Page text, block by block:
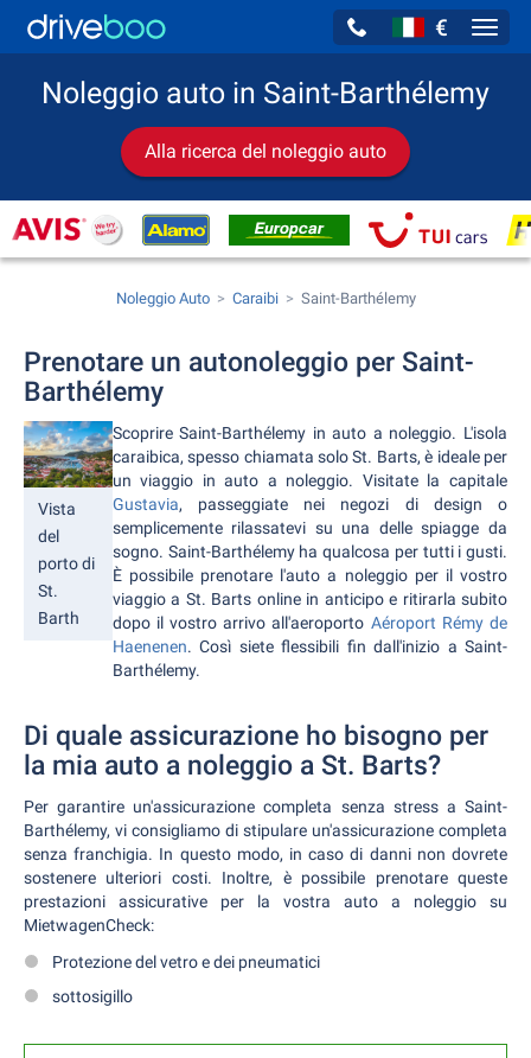
€
Noleggio auto in Saint-Barthélemy
Alla ricerca del noleggio auto
Noleggio Auto Caraibi Saint-Barthélemy
Prenotare un autonoleggio per Saint-
Barthélemy
Vista
del
porto di
St.
Barth
Scoprire Saint-Barthélemy in auto a noleggio. L'isola
caraibica, spesso chiamata solo St. Barts, è ideale per
un viaggio in auto a noleggio. Visitate la capitale
Gustavia, passeggiate nei negozi di design o
semplicemente rilassatevi su una delle spiagge da
sogno. Saint-Barthélemy ha qualcosa per tutti i gusti.
È possibile prenotare l'auto a noleggio per il vostro
viaggio a St. Barts online in anticipo e ritirarla subito
dopo il vostro arrivo all'aeroporto Aéroport Rémy de
Haenenen. Così siete flessibili fin dall'inizio a Saint-
Barthélemy.
Di quale assicurazione ho bisogno per
la mia auto a noleggio a St. Barts?
Per garantire un'assicurazione completa senza stress a Saint-
Barthélemy, vi consigliamo di stipulare un'assicurazione completa
senza franchigia. In questo modo, in caso di danni non dovrete
sostenere ulteriori costi. Inoltre, è possibile prenotare queste
prestazioni assicurative per la vostra auto a noleggio su
MietwagenCheck:
Protezione del vetro e dei pneumatici
sottosigillo